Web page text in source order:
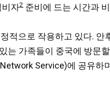
비자2 준비에 드는 시간과
적으로 작용하고 있다.
는 가족들이 중국에 방문
Service)에 공유하